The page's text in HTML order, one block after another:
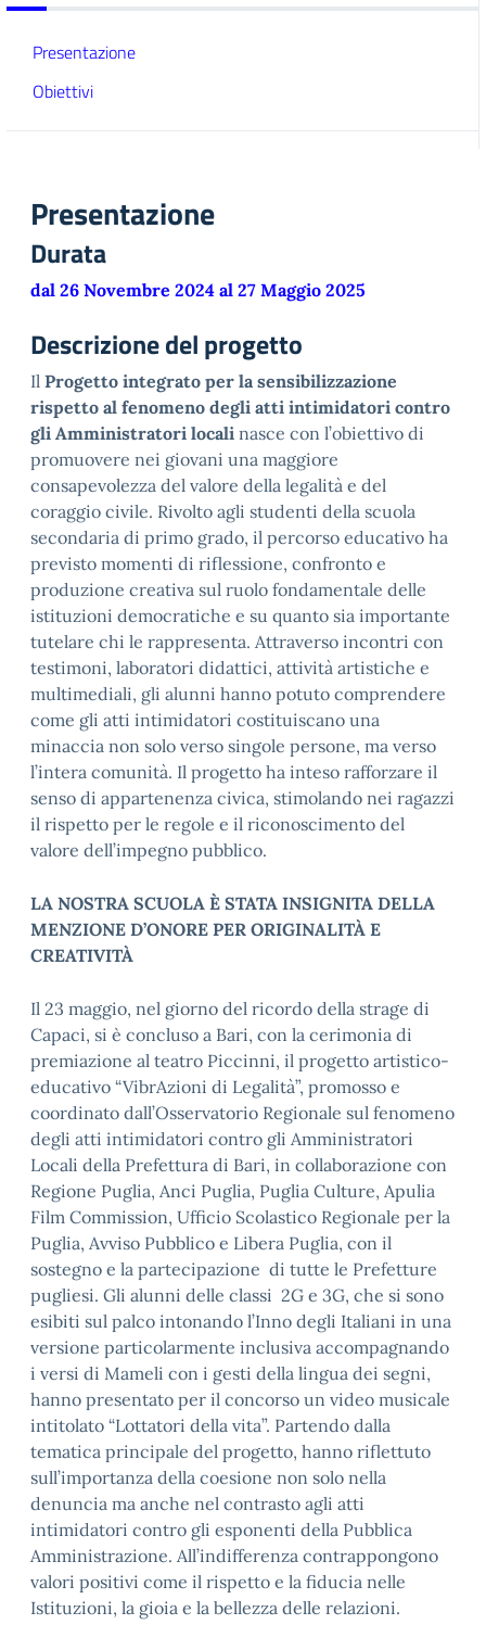
Presentazione
Obiettivi
Presentazione
Durata
dal 26 Novembre 2024 al 27 Maggio 2025
Descrizione del progetto
Il Progetto integrato per la sensibilizzazione
rispetto al fenomeno degli atti intimidatori contro
gli Amministratori locali nasce con l’obiettivo di
promuovere nei giovani una maggiore
consapevolezza del valore della legalità e del
coraggio civile. Rivolto agli studenti della scuola
secondaria di primo grado, il percorso educativo ha
previsto momenti di riflessione, confronto e
produzione creativa sul ruolo fondamentale delle
istituzioni democratiche e su quanto sia importante
tutelare chi le rappresenta. Attraverso incontri con
testimoni, laboratori didattici, attività artistiche e
multimediali, gli alunni hanno potuto comprendere
come gli atti intimidatori costituiscano una
minaccia non solo verso singole persone, ma verso
l’intera comunità. Il progetto ha inteso rafforzare il
senso di appartenenza civica, stimolando nei ragazzi
il rispetto per le regole e il riconoscimento del
valore dell’impegno pubblico.
LA NOSTRA SCUOLA È STATA INSIGNITA DELLA
MENZIONE D’ONORE PER ORIGINALITÀ E
CREATIVITÀ
Il 23 maggio, nel giorno del ricordo della strage di
Capaci, si è concluso a Bari, con la cerimonia di
premiazione al teatro Piccinni, il progetto artistico-
educativo “VibrAzioni di Legalità”, promosso e
coordinato dall’Osservatorio Regionale sul fenomeno
degli atti intimidatori contro gli Amministratori
Locali della Prefettura di Bari, in collaborazione con
Regione Puglia, Anci Puglia, Puglia Culture, Apulia
Film Commission, Ufficio Scolastico Regionale per la
Puglia, Avviso Pubblico e Libera Puglia, con il
sostegno e la partecipazione di tutte le Prefetture
pugliesi. Gli alunni delle classi 2G e 3G, che si sono
esibiti sul palco intonando l’Inno degli Italiani in una
versione particolarmente inclusiva accompagnando
i versi di Mameli con i gesti della lingua dei segni,
hanno presentato per il concorso un video musicale
intitolato “Lottatori della vita”. Partendo dalla
tematica principale del progetto, hanno riflettuto
sull’importanza della coesione non solo nella
denuncia ma anche nel contrasto agli atti
intimidatori contro gli esponenti della Pubblica
Amministrazione. All’indifferenza contrappongono
valori positivi come il rispetto e la fiducia nelle
Istituzioni, la gioia e la bellezza delle relazioni.